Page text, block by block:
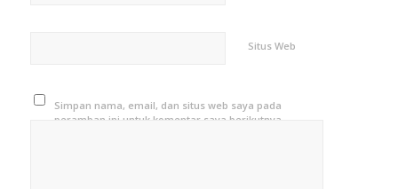
Situs Web
Simpan nama, email, dan situs web saya pada
peramban ini untuk komentar saya berikutnya.